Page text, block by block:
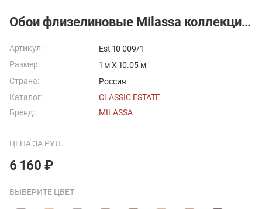
Обои флизелиновые Milassa коллекции Classic Estate
Артикул:
Est 10 009/1
Размер:
1 м X 10.05 м
Страна:
Россия
Каталог:
CLASSIC ESTATE
Бренд:
MILASSA
ЦЕНА ЗА РУЛ.
6 160 ₽
ВЫБЕРИТЕ ЦВЕТ